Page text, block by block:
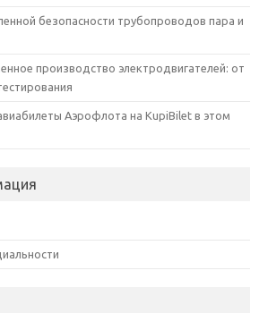
безопасности трубопроводов пара и
производство электродвигателей: от
Аэрофлота на KupiBilet в этом